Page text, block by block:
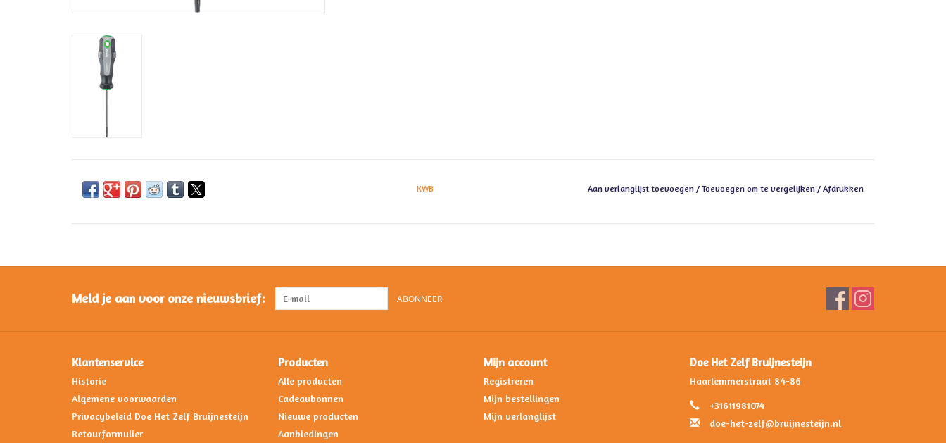
KWB Aan verlanglijst toevoegen / Toevoegen om te vergelijken / Afdrukken
Meld je aan voor onze nieuwsbrief: ABONNEER
Klantenservice
Historie
Algemene voorwaarden
Privacybeleid Doe Het Zelf Bruijnesteijn
Retourformulier
Producten
Alle producten
Cadeaubonnen
Nieuwe producten
Aanbiedingen
Mijn account
Registreren
Mijn bestellingen
Mijn verlanglijst
Doe Het Zelf Bruijnesteijn
Haarlemmerstraat 84-86
+31611981074
doe-het-zelf@bruijnesteijn.nl